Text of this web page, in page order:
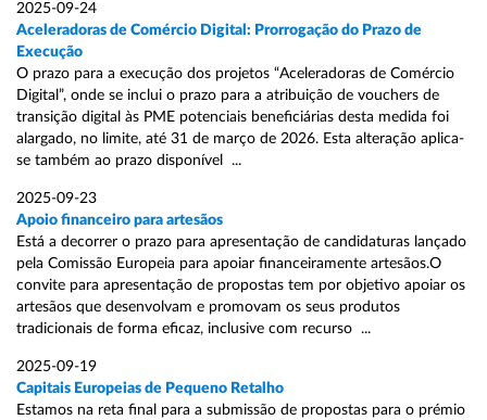
2025-09-24
Aceleradoras de Comércio Digital: Prorrogação do Prazo de
Execução
O prazo para a execução dos projetos “Aceleradoras de Comércio
Digital”, onde se inclui o prazo para a atribuição de vouchers de
transição digital às PME potenciais beneficiárias desta medida foi
alargado, no limite, até 31 de março de 2026. Esta alteração aplica-
se também ao prazo disponível ...
2025-09-23
Apoio financeiro para artesãos
Está a decorrer o prazo para apresentação de candidaturas lançado
pela Comissão Europeia para apoiar financeiramente artesãos.O
convite para apresentação de propostas tem por objetivo apoiar os
artesãos que desenvolvam e promovam os seus produtos
tradicionais de forma eficaz, inclusive com recurso ...
2025-09-19
Capitais Europeias de Pequeno Retalho
Estamos na reta final para a submissão de propostas para o prémio